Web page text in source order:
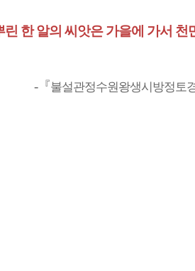
린 한 알의 씨앗은 가을에 가서 천
-『불설관정수원왕생시방정토